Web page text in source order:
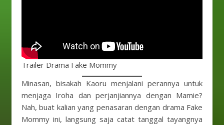
Trailer Drama Fake Mommy
Minasan, bisakah Kaoru menjalani perannya untuk
menjaga Iroha dan perjanjiannya dengan Mamie?
Nah, buat kalian yang penasaran dengan drama Fake
Mommy ini, langsung saja catat tanggal tayangnya